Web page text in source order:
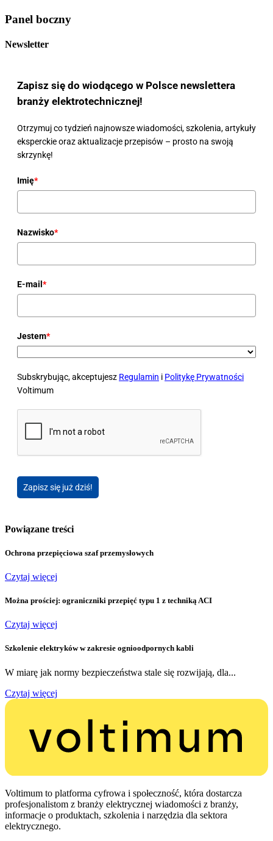
Panel boczny
Newsletter
Zapisz się do wiodącego w Polsce newslettera
branży elektrotechnicznej!
Otrzymuj co tydzień najnowsze wiadomości, szkolenia, artykuły
eksperckie oraz aktualizacje przepisów – prosto na swoją
skrzynkę!
Imię*
Nazwisko*
E-mail *
Jestem*
Subskrybując, akceptujesz Regulamin i Politykę Prywatności
Voltimum
Zapisz się już dziś!
Powiązane treści
Ochrona przepięciowa szaf przemysłowych
Czytaj więcej
Można prościej: ograniczniki przepięć typu 1 z techniką ACI
Czytaj więcej
Szkolenie elektryków w zakresie ognioodpornych kabli
W miarę jak normy bezpieczeństwa stale się rozwijają, dla...
Czytaj więcej
Voltimum to platforma cyfrowa i społeczność, która dostarcza
profesjonalistom z branży elektrycznej wiadomości z branży,
informacje o produktach, szkolenia i narzędzia dla sektora
elektrycznego.